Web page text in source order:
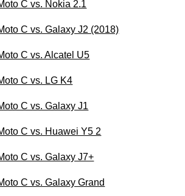
C vs. Nokia 2.1
C vs. Galaxy J2 (2018)
C vs. Alcatel U5
C vs. LG K4
C vs. Galaxy J1
C vs. Huawei Y5 2
C vs. Galaxy J7+
C vs. Galaxy Grand